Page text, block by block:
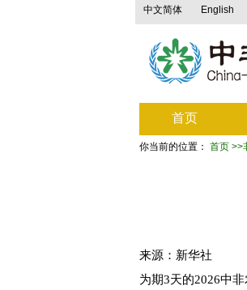
中文简体 English
首页
你当前的位置： 首页 >>
来源：新华社
为期3天的2026中